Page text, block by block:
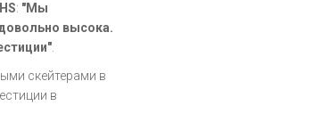
: "Мы
высока.
скейтерами в
в